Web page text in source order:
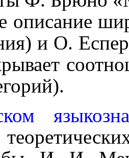
описание
и О.